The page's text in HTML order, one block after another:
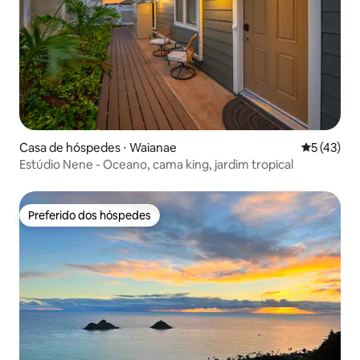
Casa de hóspedes ⋅ Waianae 5 de uma
5 (43)
Estúdio Nene - Oceano, cama king, jardim tropical
Preferido dos hóspedes
Preferido dos hóspedes